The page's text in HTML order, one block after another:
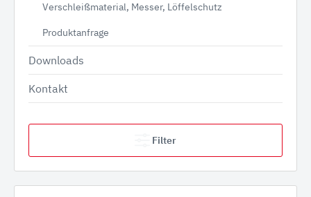
Verschleißmaterial, Messer, Löffelschutz
Produktanfrage
Downloads
Kontakt
Filter